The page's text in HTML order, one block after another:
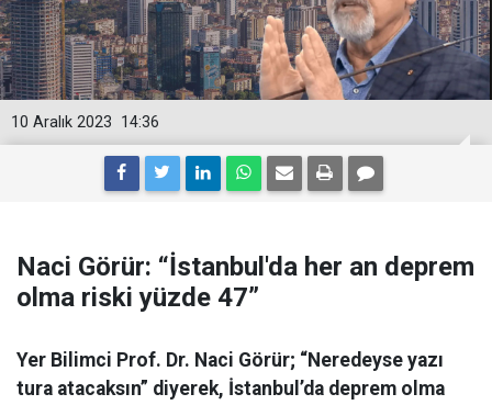
14:36
10 Aralık 2023
Naci Görür: “İstanbul'da her an deprem
olma riski yüzde 47”
Yer Bilimci Prof. Dr. Naci Görür; “Neredeyse yazı
tura atacaksın” diyerek, İstanbul’da deprem olma